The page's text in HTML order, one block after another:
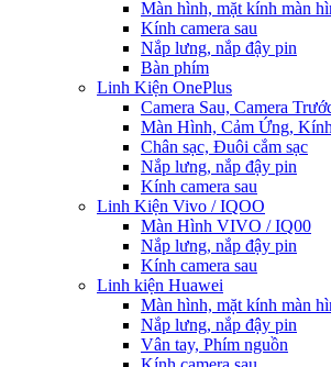
Màn hình, mặt kính màn
Kính camera sau
Nắp lưng, nắp đậy pin
Bàn phím
Linh Kiện OnePlus
Camera Sau, Camera
Màn Hình, Cảm Ứng,
Chân sạc, Đuôi cắm sạc
Nắp lưng, nắp đậy pin
Kính camera sau
Linh Kiện Vivo / IQOO
Màn Hình VIVO / IQ00
Nắp lưng, nắp đậy pin
Kính camera sau
Linh kiện Huawei
Màn hình, mặt kính màn
Nắp lưng, nắp đậy pin
Vân tay, Phím nguồn